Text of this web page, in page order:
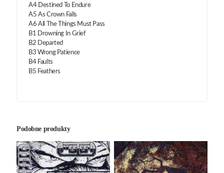
A4 Destined To Endure
A5 As Crown Falls
A6 All The Things Must Pass
B1 Drowning In Grief
B2 Departed
B3 Wrong Patience
B4 Faults
B5 Feathers
Podobne produkty